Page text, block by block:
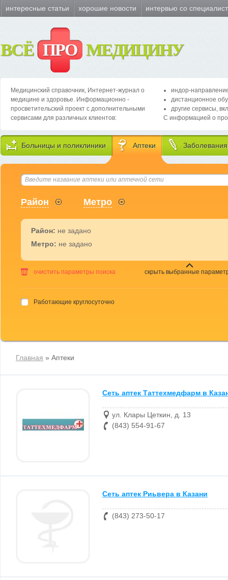
интересные статьи хорошие новости интервью со
ВСЁ ПРО МЕДИЦИНУ
Медицинский справочник, Интернет-журнал о
медицине и здоровье. Информационно -
просветительский проект с дополнительными
сервисами для различных клиентов:
индор-
дистанционное
другие сервисы,
С информацией о
Больницы и поликлиники Аптеки Заболевания
Район Метро
Район: не задано
Метро: не задано
очистить параметры поиска скрыть выбранные
Работающие круглосуточно
Главная » Аптеки
Сеть аптек Таттехмедфарм в
ул. Клары Цеткин, д. 13
(843) 554-91-67
Сеть аптек Риьвера в Казани
(843) 273-50-17